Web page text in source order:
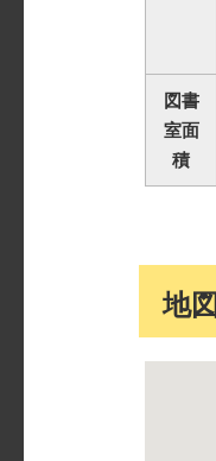
図書
室面
積
地図